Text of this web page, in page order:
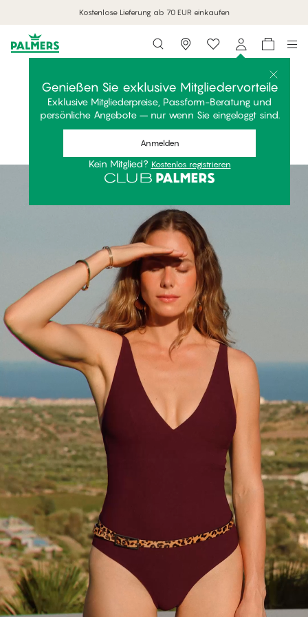
Kostenlose Lieferung ab 70 EUR einkaufen
Storefinder
Genießen Sie exklusive Mitgliedervorteile
Exklusive Mitgliederpreise, Passform-Beratung und
persönliche Angebote – nur wenn Sie eingeloggt sind.
Anmelden
Kein Mitglied? Kostenlos registrieren
Luxuriös. Schlank. Perfekte Passform.
Die Kollektion kaufen